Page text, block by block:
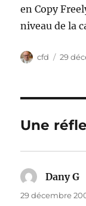
en Copy
niveau de la
Auteur
cfd
Publié
29
Une
Dany G
29 décembre